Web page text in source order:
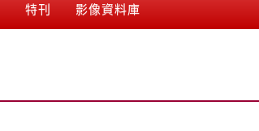
特刊 影像資料庫